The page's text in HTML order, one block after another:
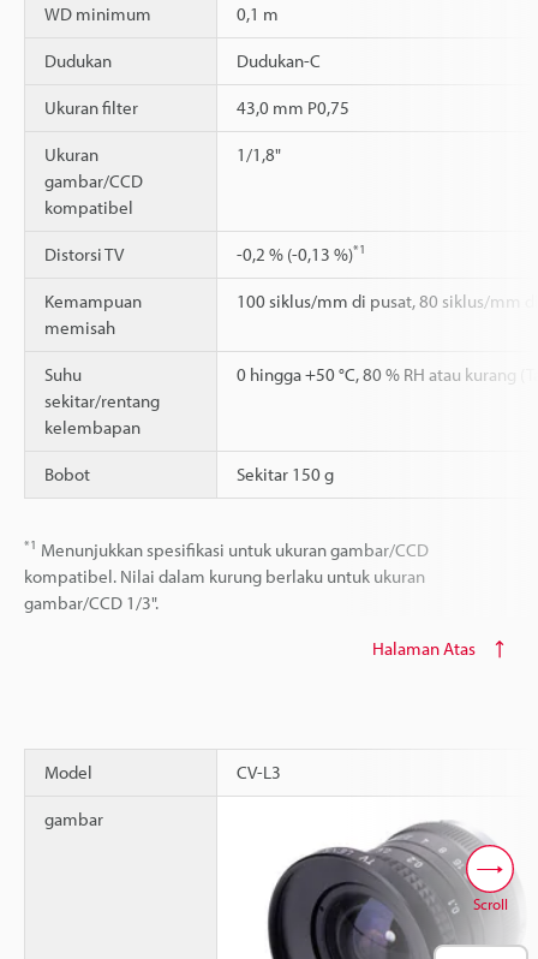
WD minimum 0,1 m
Dudukan Dudukan-C
Ukuran filter 43,0 mm P0,75
Ukuran
gambar/CCD
kompatibel
1/1,8"
Distorsi TV -0,2 % (-0,13 %)*1
Kemampuan
memisah
100 siklus/mm di pusat, 80 siklus/mm
Suhu
sekitar/rentang
kelembapan
0 hingga +50 °C, 80 % RH atau kurang
Bobot Sekitar 150 g
*1 Menunjukkan spesifikasi untuk ukuran gambar/CCD
kompatibel. Nilai dalam kurung berlaku untuk ukuran
gambar/CCD 1/3".
Halaman Atas
Model CV-L3
gambar
Scroll